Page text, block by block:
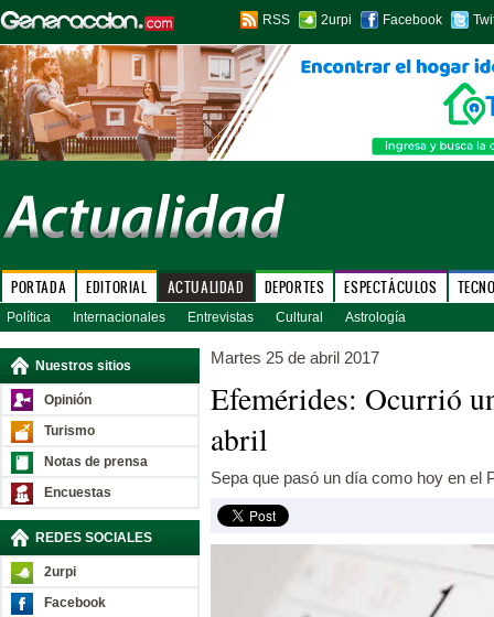
RSS 2urpi Facebook
PORTADA EDITORIAL ACTUALIDAD DEPORTES ESPECTÁCULOS
Política Internacionales Entrevistas Cultural Astrología
Nuestros sitios
Opinión
Turismo
Notas de prensa
Encuestas
REDES SOCIALES
2urpi
Facebook
Martes 25 de abril 2017
Efemérides: Ocurrió
abril
Sepa que pasó un día como hoy en el